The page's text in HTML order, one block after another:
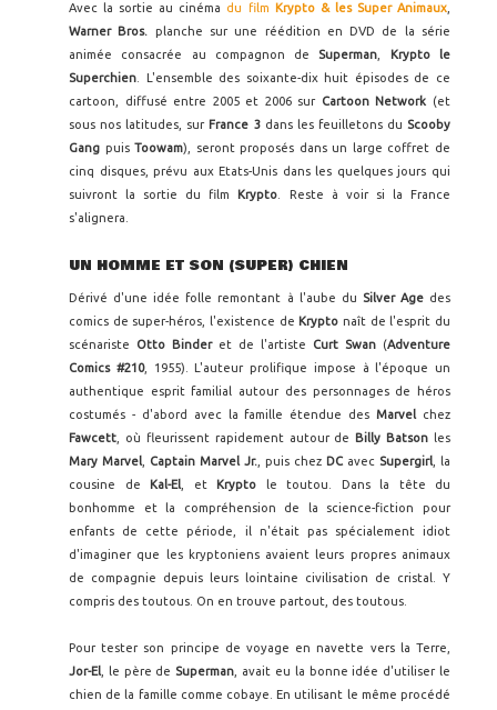
Avec la sortie au cinéma du film Krypto & les Super Animaux
Warner Bros. planche sur une réédition en DVD de la série
animée consacrée au compagnon de Superman
Krypto le
Superchien . L'ensemble des soixante-dix huit épisodes de ce
cartoon, diffusé entre 2005 et 2006 sur Cartoon Network (et
sous nos latitudes, sur France 3dans les feuilletons du Scooby
Gang puisToowam), seront proposés dans un large coffret de
cinq disques, prévu aux Etats-Unis dans les quelques jours qui
suivront la sortie du film Krypto . Reste à voir si la France
s'alignera.
UN HOMME ET SON (SUPER) CHIEN
Dérivé d'une idée folle remontant à l'aube du Silver Agedes
comics de super-héros, l'existence de Krypto naît de l'esprit du
scénariste Otto Binderet de l'artiste Curt Swan (Adventure
Comics #210, 1955). L'auteur prolifique impose à l'époque un
authentique esprit familial autour des personnages de héros
costumés - d'abord avec la famille étendue desMarvel chez
Fawcett , où fleurissent rapidement autour de Billy Batson les
Mary Marvel
Captain Marvel Jr. , puis chez DC avec Supergirl , la
cousine de
Kal-El , et Krypto
le toutou. Dans la tête du
bonhomme et la compréhension de la science-fiction pour
enfants de cette période, il n'était pas spécialement idiot
d'imaginer que les kryptoniens avaient leurs propres animaux
de compagnie depuis leurs lointaine civilisation de cristal. Y
compris des toutous. On en trouve partout, des toutous.
Pour tester son principe de voyage en navette vers la Terre,
Jor-El , le père de Superman , avait eu la bonne idée d'utiliser le
chien de la famille comme cobaye. En utilisant le même procédé